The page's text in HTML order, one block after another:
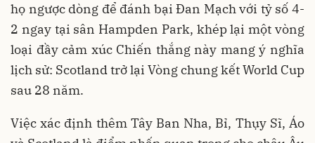
họ ngược dòng để đánh bại Đan Mạch với tỷ số 4-
2 ngay tại sân Hampden Park, khép lại một vòng
loại đầy cảm xúc Chiến thắng này mang ý nghĩa
lịch sử: Scotland trở lại Vòng chung kết World Cup
sau 28 năm.
Việc xác định thêm Tây Ban Nha, Bỉ, Thụy Sĩ, Áo